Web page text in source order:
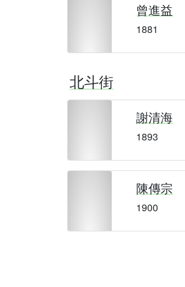
曾進益
1881
北斗街
謝清海
1893
陳傳宗
1900